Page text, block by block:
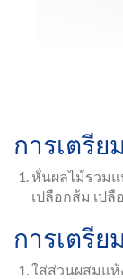
การเตรีย
หั่นผลไม้รวมแ
เปลือกส้ม เปลื
การเตรีย
ใส่ส่วนผสมแ